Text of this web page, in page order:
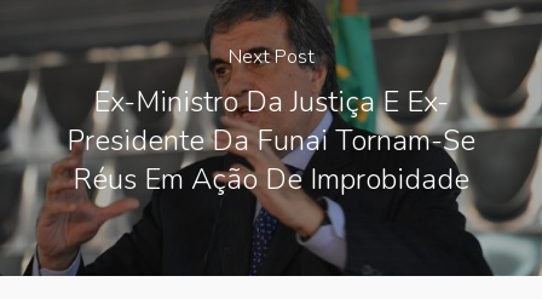
Next Post
Ex-Ministro Da Justiça E Ex-
Presidente Da Funai Tornam-Se
Réus Em Ação De Improbidade